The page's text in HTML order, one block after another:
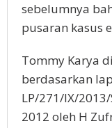
sebelumnya
pusaran kasus
Tommy Karya
berdasarkan
LP/271/IX/
2012 oleh H